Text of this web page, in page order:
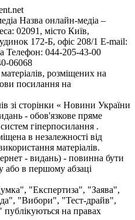
Назва онлайн-медіа –
02091, місто Київ,
172-Б, офіс 208/1 E-mail:
Телефон: 044-205-43-00
06068
розміщених на
посилання на
зі сторінки « Новини України
- обов'язкове пряме
гіперпосилання .
в незалежності від
матеріалів.
- видань) - повинна бути
або в першому абзаці
"Експертиза", "Заява",
"Вибори", "Тест-драйв",
на правах